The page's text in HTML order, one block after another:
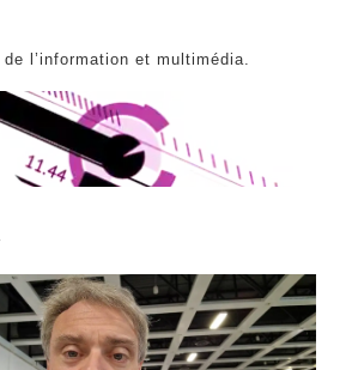
l’information et multimédia.